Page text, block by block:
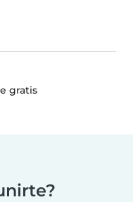
gratis